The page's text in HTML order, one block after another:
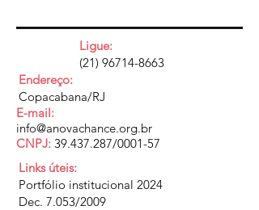
Ligue:
(21) 96714-8663
Endereço:
Copacabana/RJ
E-mail:
info@anovachance.org.br
CNPJ: 39.437.287/0001-57
Links úteis:
Portfólio institucional 2024
Dec. 7.053/2009